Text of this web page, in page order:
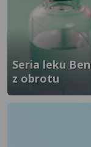
}" />
Seria leku
z obrotu